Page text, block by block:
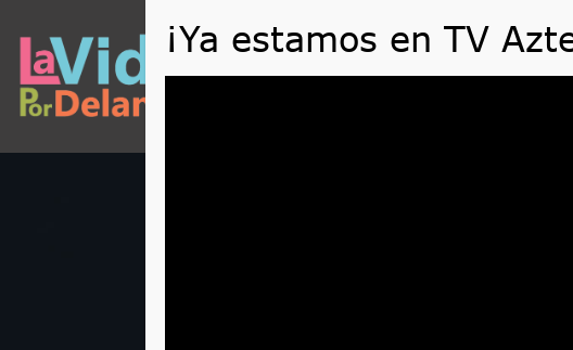
QUÉ HACEMOS